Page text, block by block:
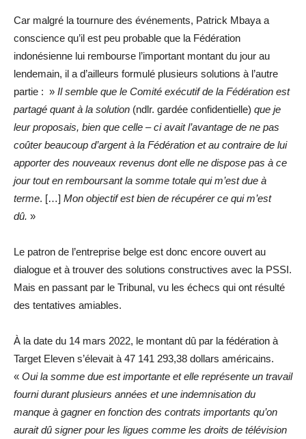
Car malgré la tournure des événements, Patrick Mbaya a
conscience qu’il est peu probable que la Fédération
indonésienne lui rembourse l’important montant du jour au
lendemain, il a d’ailleurs formulé plusieurs solutions à l’autre
partie : » Il semble que le Comité exécutif de la Fédération est
partagé quant à la solution (ndlr. gardée confidentielle) que je
leur proposais, bien que celle – ci avait l’avantage de ne pas
coûter beaucoup d’argent à la Fédération et au contraire de lui
apporter des nouveaux revenus dont elle ne dispose pas à ce
jour tout en remboursant la somme totale qui m’est due à
terme. […] Mon objectif est bien de récupérer ce qui m’est
dû. »
Le patron de l’entreprise belge est donc encore ouvert au
dialogue et à trouver des solutions constructives avec la PSSI.
Mais en passant par le Tribunal, vu les échecs qui ont résulté
des tentatives amiables.
À la date du 14 mars 2022, le montant dû par la fédération à
Target Eleven s’élevait à 47 141 293,38 dollars américains.
« Oui la somme due est importante et elle représente un travail
fourni durant plusieurs années et une indemnisation du
manque à gagner en fonction des contrats importants qu’on
aurait dû signer pour les ligues comme les droits de télévision